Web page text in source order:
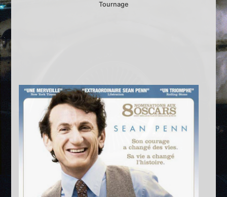
Tournage